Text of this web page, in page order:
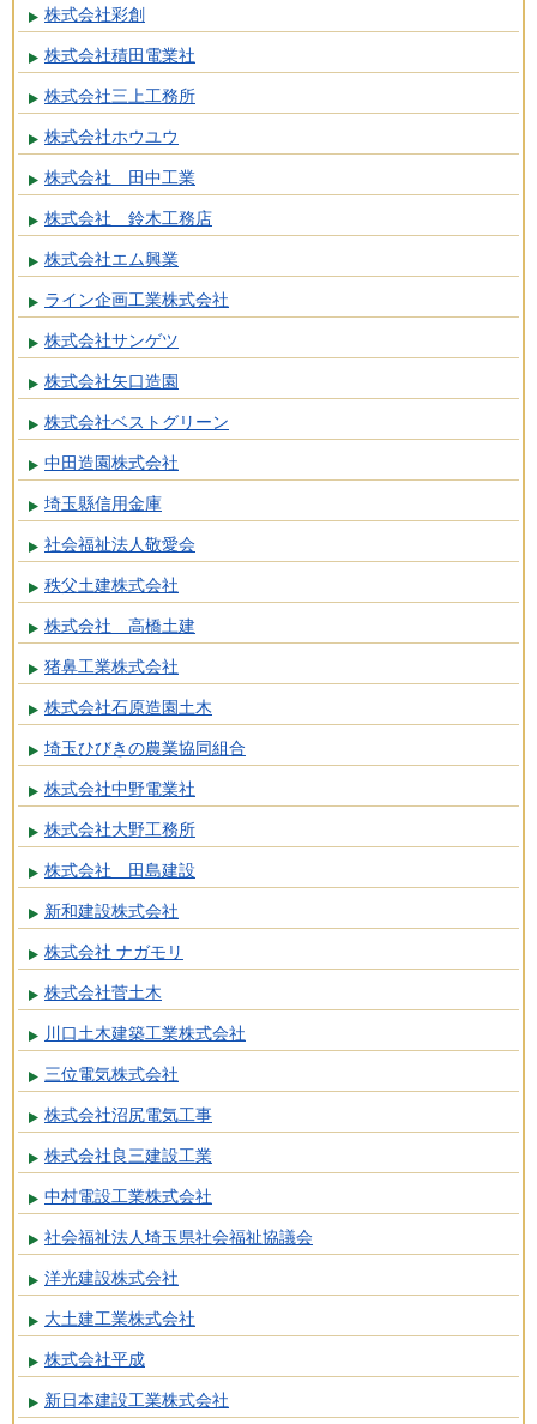
株式会社彩創
株式会社積田電業社
株式会社三上工務所
株式会社ホウユウ
株式会社 田中工業
株式会社 鈴木工務店
株式会社エム興業
ライン企画工業株式会社
株式会社サンゲツ
株式会社矢口造園
株式会社ベストグリーン
中田造園株式会社
埼玉縣信用金庫
社会福祉法人敬愛会
秩父土建株式会社
株式会社 高橋土建
猪鼻工業株式会社
株式会社石原造園土木
埼玉ひびきの農業協同組合
株式会社中野電業社
株式会社大野工務所
株式会社 田島建設
新和建設株式会社
株式会社 ナガモリ
株式会社菅土木
川口土木建築工業株式会社
三位電気株式会社
株式会社沼尻電気工事
株式会社良三建設工業
中村電設工業株式会社
社会福祉法人埼玉県社会福祉協議会
洋光建設株式会社
大土建工業株式会社
株式会社平成
新日本建設工業株式会社